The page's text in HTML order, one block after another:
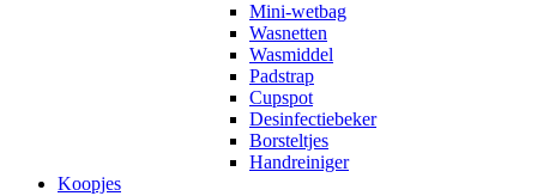
Mini-wetbag
Wasnetten
Wasmiddel
Padstrap
Cupspot
Desinfectiebeker
Borsteltjes
Handreiniger
Koopjes